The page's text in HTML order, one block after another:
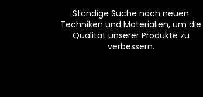
Ständige Suche nach neuen
Techniken und Materialien, um die
Qualität unserer Produkte zu
verbessern.